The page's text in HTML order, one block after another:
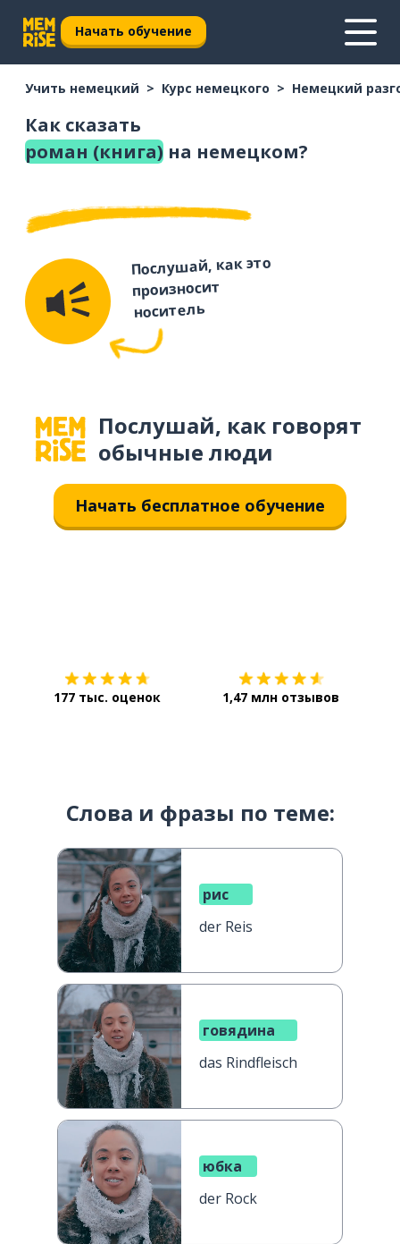
Начать обучение
Учить немецкий Курс немецкого Немецкий
Как сказать
роман (книга) на немецком?
Послушай, как это
произносит
носитель
Послушай, как говорят
обычные люди
Начать бесплатное обучение
177 тыс. оценок 1,47 млн отзывов
Слова и фразы по теме:
рис
der Reis
говядина
das Rindfleisch
юбка
der Rock